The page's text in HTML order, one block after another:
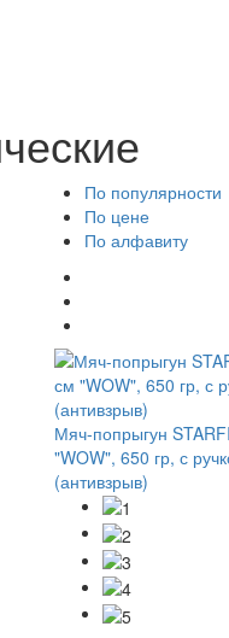
По популярности
По цене
По алфавиту
Мяч-попрыгун
"WOW", 650 гр, с
(антивзрыв)